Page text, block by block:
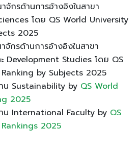
จักรด้านการอ้างอิงในสาขา
โดย QS World University
2025
จักรด้านการอ้างอิงในสาขา
Development Studies โดย QS
by Subjects 2025
น Sustainability by QS World
2025
น International Faculty by QS
2025